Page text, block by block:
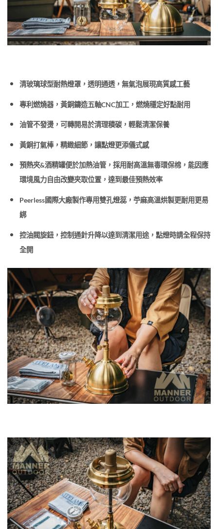
清玻璃球型耐熱燈罩，透明通透，無氣泡展現高質感工藝
專利燃燒器，黃銅鑄造五軸CNC加工，燃燒穩定好點耐用
油管不發燙，可轉開易於清理積碳，輕鬆清潔保養
黃銅打氣棒，精緻細節，讓點燈更添儀式感
預熱夾&酒精罐便於加熱油管，採用耐高溫無毒環保棉，能因應
環境風力自由改變夾取位置，達到最佳預熱效率
Peerless國際大廠製作專用雙孔燈蕊，苧麻高溫烘製更耐用更易
綁
控油閥旋鈕，控制通針升降以達到清潔用途，點燈時請全程保持
全開